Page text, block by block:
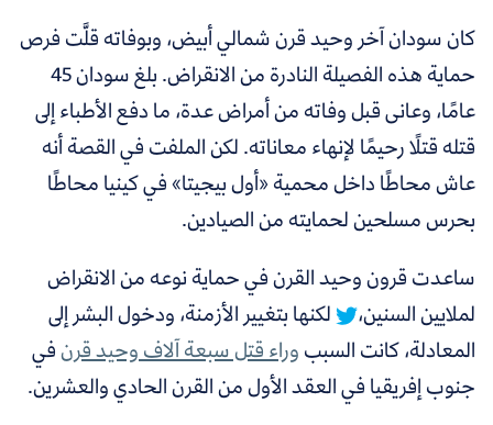
كان سودان آخر وحيد قرن شمالي أبيض، وبوفاته قلَّت فرص
حماية هذه الفصيلة النادرة من الانقراض. بلغ سودان 45
عامًا، وعانى قبل وفاته من أمراض عدة، ما دفع الأطباء إلى
قتله قتلًا رحيمًا لإنهاء معاناته. لكن الملفت في القصة أنه
عاش محاطًا داخل محمية«أول بيجيتا»في كينيا محاطًا
بحرس مسلحين لحمايته من الصيادين.
ساعدت قرون وحيد القرن في حماية نوعه من الانقراض
لملايين السنين،
لكنها بتغيير الأزمنة، ودخول البشر إلى
المعادلة، كانت السببوراء قتل سبعة آلاف وحيد قرنفي
جنوب إفريقيا في العقدالأول من القرن الحادي والعشرين.